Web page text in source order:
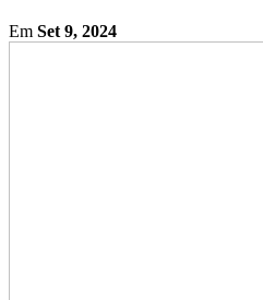
Em Set 9, 2024